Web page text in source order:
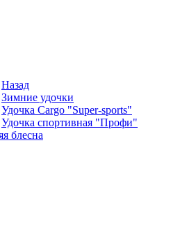
Назад
Зимние удочки
Удочка Cargo "Super-sports"
Удочка спортивная "Профи"
блесна